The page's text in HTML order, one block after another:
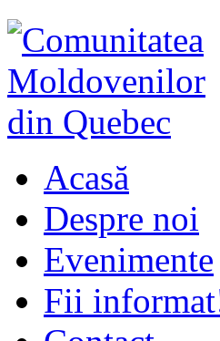
Acasă
Despre noi
Evenimente
Fii